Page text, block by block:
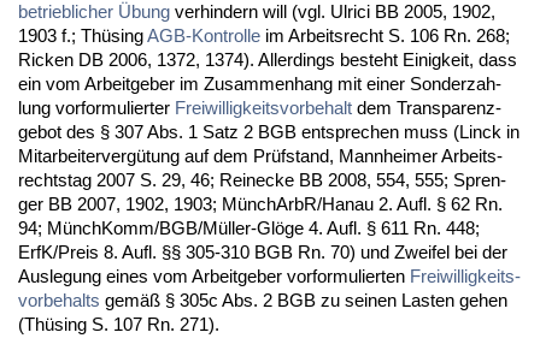
be­trieb­li­cher Übung ver­hin­dern will (vgl. Ul­ri­ci BB 2005, 1902,
1903 f.; ThüsingAGB-Kon­trol­le im Ar­beits­recht S. 106 Rn. 268;
Ri­cken DB 2006, 1372, 1374). Al­ler­dings be­steht Ei­nig­keit, dass
ein vom Ar­beit­ge­ber im Zu­sam­men­hang mit ei­ner Son­der­zah­
lung vor­for­mu­lier­ter Frei­wil­lig­keits­vor­be­halt dem Trans­pa­renz-
ge­bot des § 307 Abs. 1 Satz 2 BGB ent­spre­chen muss (Linck in
Mit­ar­bei­ter­vergütung auf dem Prüfstand, Mann­hei­mer Ar­beits­
rechts­tag 2007 S. 29, 46; Rei­ne­cke BB 2008, 554, 555; Spren­
ger BB 2007, 1902, 1903; MünchArbR/Ha­nau 2. Aufl. § 62 Rn.
94; Münch­Komm/BGB/Müller-Glöge 4. Aufl. § 611 Rn. 448;
ErfK/Preis 8. Aufl. §§ 305-310 BGB Rn. 70) und Zwei­fel bei der
Aus­le­gung ei­nes vom Ar­beit­ge­ber vor­for­mu­lier­ten Frei­wil­lig­keits­
vor­be­halts gemäß § 305c Abs. 2 BGB zu sei­nen Las­ten ge­hen
(Thüsing S. 107 Rn. 271).